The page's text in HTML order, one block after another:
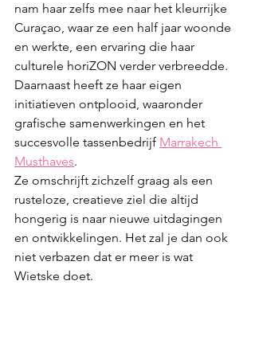
nam haar zelfs mee naar het kleurrijke
Curaçao, waar ze een half jaar woonde
en werkte, een ervaring die haar
culturele horiZON verder verbreedde.
Daarnaast heeft ze haar eigen
initiatieven ontplooid, waaronder
grafische samenwerkingen en het
succesvolle tassenbedrijf Marrakech
Musthaves.
Ze omschrijft zichzelf graag als een
rusteloze, creatieve ziel die altijd
hongerig is naar nieuwe uitdagingen
en ontwikkelingen. Het zal je dan ook
niet verbazen dat er meer is wat
Wietske doet.